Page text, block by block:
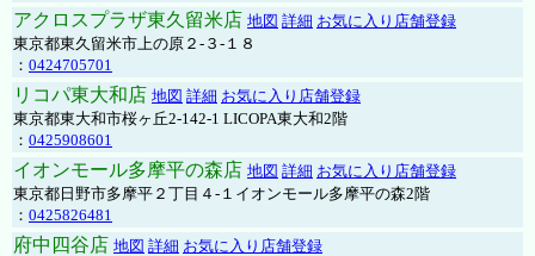
アクロスプラザ東久留米店 地図 詳細 お気に入り店舗登録
東京都東久留米市上の原２-３-１８
： 0424705701
リコパ東大和店 地図 詳細 お気に入り店舗登録
東京都東大和市桜ヶ丘2-142-1 LICOPA東大和2階
： 0425908601
イオンモール多摩平の森店 地図 詳細 お気に入り店舗登録
東京都日野市多摩平２丁目４-１イオンモール多摩平の森2階
： 0425826481
府中四谷店 地図 詳細 お気に入り店舗登録